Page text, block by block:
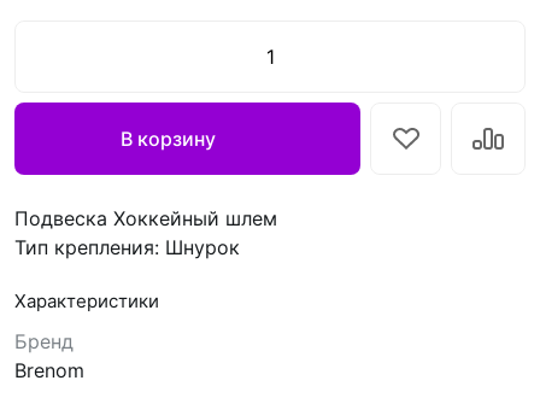
В корзину
Подвеска Хоккейный шлем
Тип крепления: Шнурок
Характеристики
Бренд
Brenom